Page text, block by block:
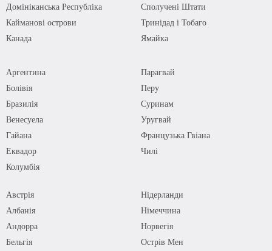
Домініканська Республіка
Кайманові острови
Канада
Сполучені Штати
Тринідад і Тобаго
Ямайка
Аргентина
Болівія
Бразилія
Венесуела
Гайана
Еквадор
Колумбія
Парагвай
Перу
Суринам
Уругвай
Французька Гвіана
Чилі
Австрія
Албанія
Андорра
Бельгія
Нідерланди
Німеччина
Норвегія
Острів Мен